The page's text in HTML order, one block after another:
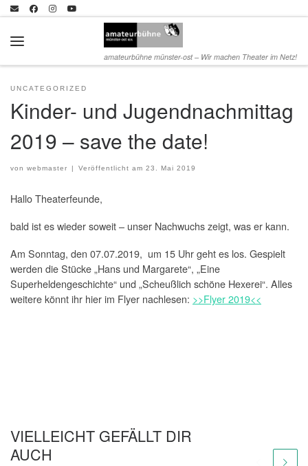
Zum Inhalt springen
amateurbühne münster-ost – Wir machen Theater im Netz!
UNCATEGORIZED
Kinder- und Jugendnachmittag
2019 – save the date!
von webmaster | Veröffentlicht am23. Mai 2019
Hallo Theaterfeunde,
bald ist es wieder soweit – unser Nachwuchs zeigt, was er kann.
Am Sonntag, den 07.07.2019, um 15 Uhr geht es los. Gespielt
werden die Stücke „Hans und Margarete“, „Eine
Superheldengeschichte“ und „Scheußlich schöne Hexerei“. Alles
weitere könnt ihr hier im Flyer nachlesen: >>Flyer 2019<<
VIELLEICHT GEFÄLLT DIR
AUCH